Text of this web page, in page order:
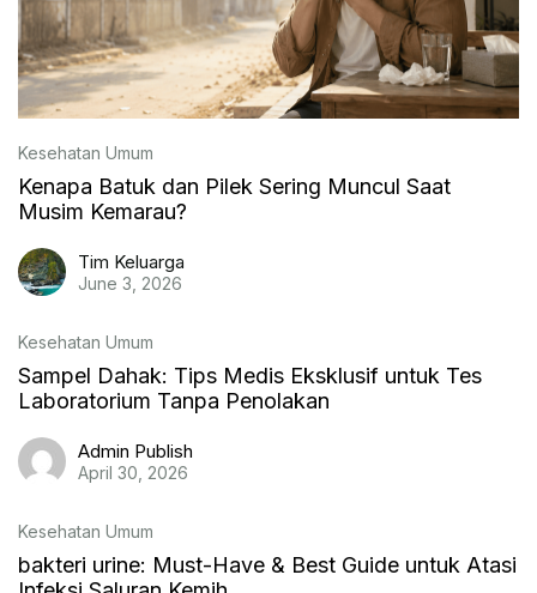
Kesehatan Umum
Kenapa Batuk dan Pilek Sering Muncul Saat
Musim Kemarau?
Tim Keluarga
June 3, 2026
Kesehatan Umum
Sampel Dahak: Tips Medis Eksklusif untuk Tes
Laboratorium Tanpa Penolakan
Admin Publish
April 30, 2026
Kesehatan Umum
bakteri urine: Must-Have & Best Guide untuk Atasi